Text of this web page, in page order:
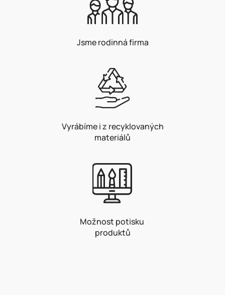
Jsme rodinná firma
Vyrábíme i z recyklovaných
materiálů
Možnost potisku
produktů